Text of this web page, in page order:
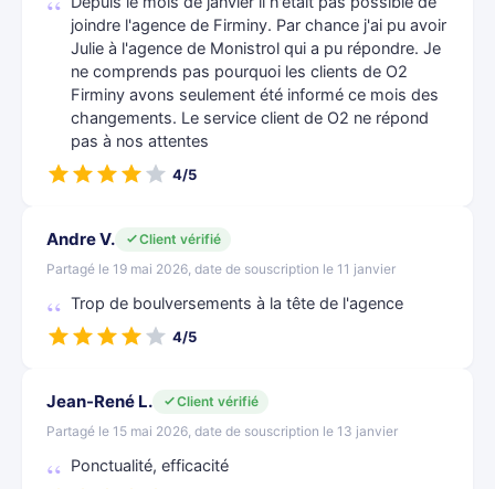
joindre l'agence de Firminy. Par chance j'ai pu avoir
Julie à l'agence de Monistrol qui a pu répondre. Je
ne comprends pas pourquoi les clients de O2
Firminy avons seulement été informé ce mois des
changements. Le service client de O2 ne répond
pas à nos attentes
4/5
Andre V.
Client vérifié
Partagé le 19 mai 2026, date de souscription le 11 janvier
Trop de boulversements à la tête de l'agence
4/5
Jean-René L.
Client vérifié
Partagé le 15 mai 2026, date de souscription le 13 janvier
Ponctualité, efficacité